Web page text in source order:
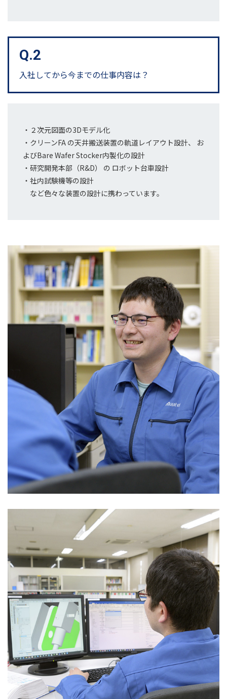
Q.2
入社してから今までの仕事内容は？
・２次元図面の3Dモデル化
・クリーンFA の天井搬送装置の軌道レイアウト設計、 お
よびBare Wafer Stocker内製化の設計
・研究開発本部（R&D） の ロボット台車設計
・社内試験機等の設計
など色々な装置の設計に携わっています。